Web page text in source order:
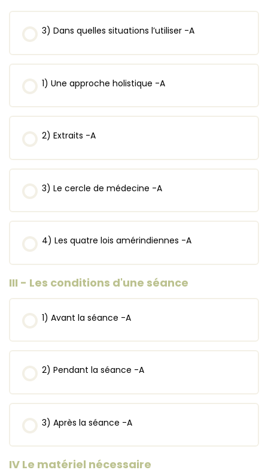
3) Dans quelles situations l’utiliser -A
1) Une approche holistique -A
2) Extraits -A
3) Le cercle de médecine -A
4) Les quatre lois amérindiennes -A
III - Les conditions d'une séance
1) Avant la séance -A
2) Pendant la séance -A
3) Après la séance -A
IV Le matériel nécessaire